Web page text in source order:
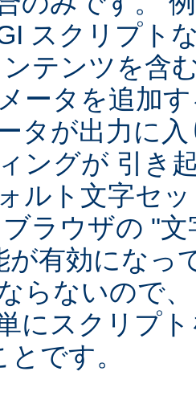
スクリプト
テンツを含
ータを追加
タが出力に
ングが 引き
ルト文字セ
ラウザの "
が有効になっ
らないので
にスクリプ
です。